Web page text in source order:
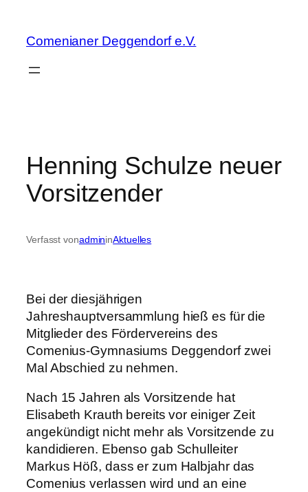
springen
Comenianer Deggendorf e.V.
Henning Schulze neuer
Vorsitzender
Verfasst vonadmininAktuelles
Bei der diesjährigen
Jahreshauptversammlung hieß es für die
Mitglieder des Fördervereins des
Comenius-Gymnasiums Deggendorf zwei
Mal Abschied zu nehmen.
Nach 15 Jahren als Vorsitzende hat
Elisabeth Krauth bereits vor einiger Zeit
angekündigt nicht mehr als Vorsitzende zu
kandidieren. Ebenso gab Schulleiter
Markus Höß, dass er zum Halbjahr das
Comenius verlassen wird und an eine